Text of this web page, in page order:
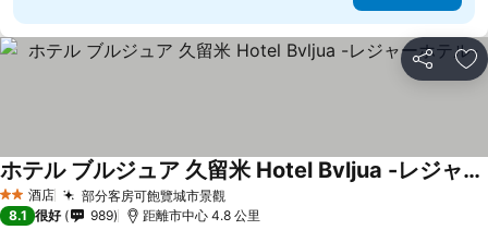
分享 放
2 星級酒店 部分客房可飽覽城市景觀查看價格
ホテル ブルジュア 久留米 Hotel Bvljua -レジャーホテル-
查看價格
8.1 很好 989 距離市中心 4.8 公里